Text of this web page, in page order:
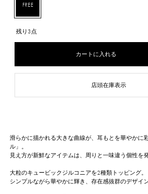
FREE
残り3点
カートに入れる
店頭在庫表示
滑らかに描かれる大きな曲線が、耳もとを華やかに
ル」。
見え方が新鮮なアイテムは、周りと一味違う個性を
大粒のキュービックジルコニアを2種類トッピング。
シンプルながら華やかに輝き、存在感抜群のデザイン